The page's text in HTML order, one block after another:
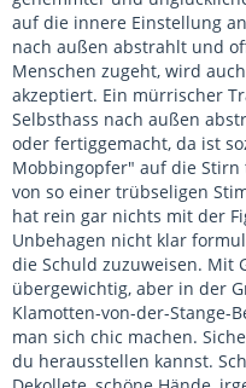
auf die innere Einstellung
nach außen abstrahlt und
Menschen zugeht, wird
akzeptiert. Ein mürrischer
Selbsthass nach außen
oder fertiggemacht, da ist
Mobbingopfer" auf die
von so einer trübseligen
hat rein gar nichts mit der
Unbehagen nicht klar
die Schuld zuzuweisen. Mit
übergewichtig, aber in der
Klamotten-von-der-Stange-
man sich chic machen.
du herausstellen kannst.